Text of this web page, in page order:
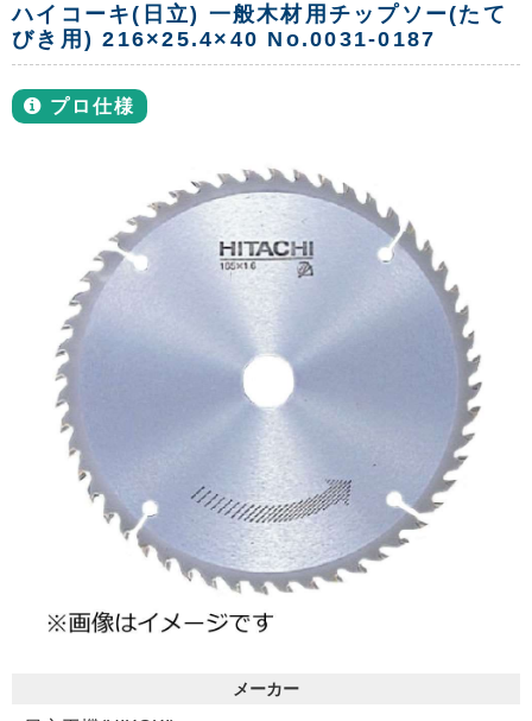
ハイコーキ(日立) 一般木材用チップソー(たて
びき用) 216×25.4×40 No.0031-0187
プロ仕様
メーカー